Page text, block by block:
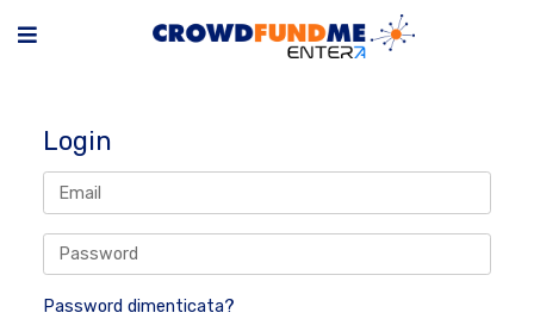
Login
Password dimenticata?